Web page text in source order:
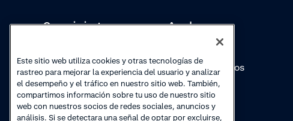
Conocimientos
Actualizaciones de
productos
Academy
Vídeos prácticos
Este sitio web utiliza cookies y otras tecnologías de
rastreo para mejorar la experiencia del usuario y analizar
el desempeño y el tráfico en nuestro sitio web. También,
compartimos información sobre tu uso de nuestro sitio
web con nuestros socios de redes sociales, anuncios y
análisis. Si se detectara una señal de optar por excluirse,